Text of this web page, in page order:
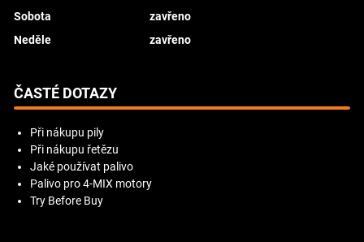
Sobota
zavřeno
Neděle
zavřeno
ČASTÉ DOTAZY
Při nákupu pily
Při nákupu řetězu
Jaké používat palivo
Palivo pro 4-MIX motory
Try Before Buy